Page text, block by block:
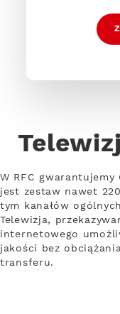
W RFC
jest zestaw nawet
tym kanałów
Telewizja,
internetowego
jakości bez
transferu.